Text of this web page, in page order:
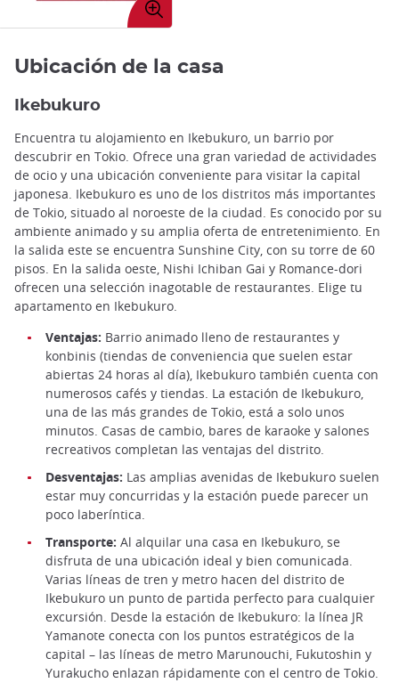
imagen
Ubicación de la casa
Ikebukuro
Encuentra tu alojamiento en Ikebukuro, un barrio por
descubrir en Tokio. Ofrece una gran variedad de actividades
de ocio y una ubicación conveniente para visitar la capital
japonesa. Ikebukuro es uno de los distritos más importantes
de Tokio, situado al noroeste de la ciudad. Es conocido por su
ambiente animado y su amplia oferta de entretenimiento. En
la salida este se encuentra Sunshine City, con su torre de 60
pisos. En la salida oeste, Nishi Ichiban Gai y Romance-dori
ofrecen una selección inagotable de restaurantes. Elige tu
apartamento en Ikebukuro.
Ventajas: Barrio animado lleno de restaurantes y
konbinis (tiendas de conveniencia que suelen estar
abiertas 24 horas al día), Ikebukuro también cuenta con
numerosos cafés y tiendas. La estación de Ikebukuro,
una de las más grandes de Tokio, está a solo unos
minutos. Casas de cambio, bares de karaoke y salones
recreativos completan las ventajas del distrito.
Desventajas: Las amplias avenidas de Ikebukuro suelen
estar muy concurridas y la estación puede parecer un
poco laberíntica.
Transporte: Al alquilar una casa en Ikebukuro, se
disfruta de una ubicación ideal y bien comunicada.
Varias líneas de tren y metro hacen del distrito de
Ikebukuro un punto de partida perfecto para cualquier
excursión. Desde la estación de Ikebukuro: la línea JR
Yamanote conecta con los puntos estratégicos de la
capital – las líneas de metro Marunouchi, Fukutoshin y
Yurakucho enlazan rápidamente con el centro de Tokio.